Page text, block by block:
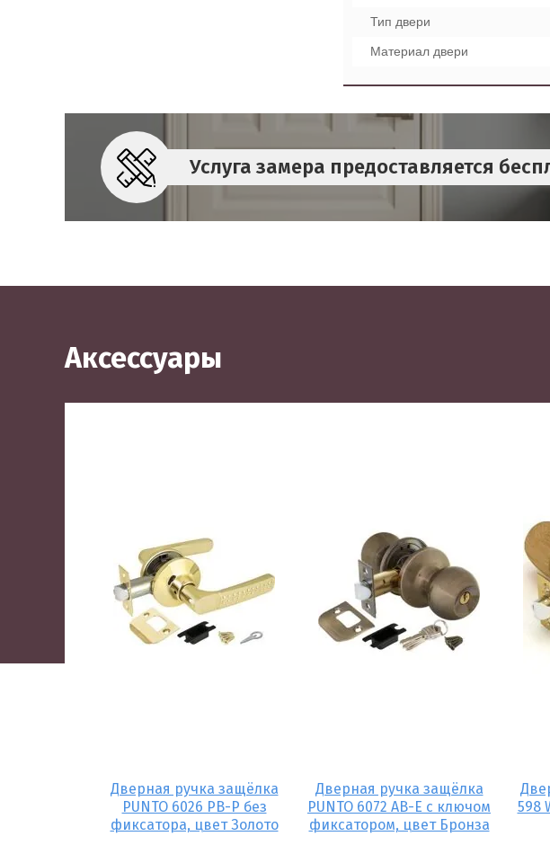
Тип двери
Материал двери
Услуга замера предоставляется
Аксессуары
Дверная ручка защёлка
PUNTO 6026 PB-P без
фиксатора, цвет Золото
Дверная ручка защёлка
PUNTO 6072 AB-E с ключом
фиксатором, цвет Бронза
598